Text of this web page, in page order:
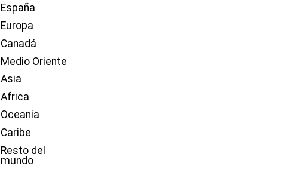
España
Europa
Canadá
Medio Oriente
Asia
Africa
Oceania
Caribe
Resto del
mundo